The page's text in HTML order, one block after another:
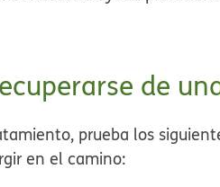
de
prueba los
en el camino: